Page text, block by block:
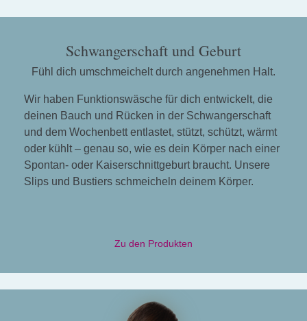
Schwangerschaft und Geburt
Fühl dich umschmeichelt durch angenehmen Halt.
Wir haben Funktionswäsche für dich entwickelt, die
deinen Bauch und Rücken in der Schwangerschaft
und dem Wochenbett entlastet, stützt, schützt, wärmt
oder kühlt – genau so, wie es dein Körper nach einer
Spontan- oder Kaiserschnittgeburt braucht. Unsere
Slips und Bustiers schmeicheln deinem Körper.
Zu den Produkten